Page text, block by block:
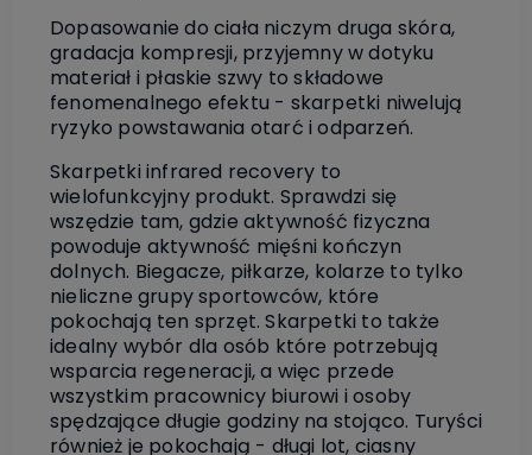
Dopasowanie do ciała niczym druga skóra,
gradacja kompresji, przyjemny w dotyku
materiał i płaskie szwy to składowe
fenomenalnego efektu - skarpetki niwelują
ryzyko powstawania otarć i odparzeń.
Skarpetki infrared recovery to
wielofunkcyjny produkt. Sprawdzi się
wszędzie tam, gdzie aktywność fizyczna
powoduje aktywność mięśni kończyn
dolnych. Biegacze, piłkarze, kolarze to tylko
nieliczne grupy sportowców, które
pokochają ten sprzęt. Skarpetki to także
idealny wybór dla osób które potrzebują
wsparcia regeneracji, a więc przede
wszystkim pracownicy biurowi i osoby
spędzające długie godziny na stojąco. Turyści
również je pokochają - długi lot, ciasny